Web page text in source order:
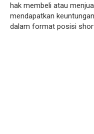
hak membeli atau
mendapatkan
dalam format posisi